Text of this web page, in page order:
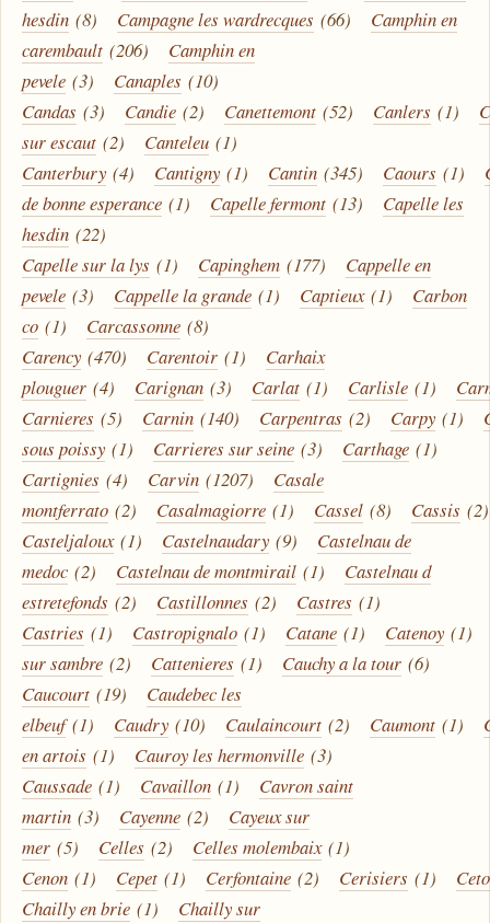
hesdin (8) Campagne les wardrecques (66)
Camphin en
carembault (206)
Camphin en
pevele (3) Canaples (10)
Candas (3) Candie (2) Canettemont (52) Canlers (1)
sur escaut (2) Canteleu (1)
Canterbury (4) Cantigny (1) Cantin (345) Caours (1)
de bonne esperance (1) Capelle fermont (13)
Capelle les
hesdin (22)
Capelle sur la lys (1) Capinghem (177)
Cappelle en
pevele (3) Cappelle la grande (1) Captieux (1)
Carbon
co (1) Carcassonne (8)
Carency (470) Carentoir (1)
Carhaix
plouguer (4) Carignan (3) Carlat (1) Carlisle (1)
Carnieres (5) Carnin (140) Carpentras (2) Carpy (1)
sous poissy (1) Carrieres sur seine (3) Carthage (1)
Cartignies (4) Carvin (1207)
Casale
montferrato (2) Casalmagiorre (1) Cassel (8) Cassis (2)
Casteljaloux (1) Castelnaudary (9)
Castelnau de
medoc (2) Castelnau de montmirail (1)
Castelnau d
estretefonds (2) Castillonnes (2) Castres (1)
Castries (1) Castropignalo (1) Catane (1) Catenoy (1)
sur sambre (2) Cattenieres (1) Cauchy a la tour (6)
Caucourt (19)
Caudebec les
elbeuf (1) Caudry (10) Caulaincourt (2) Caumont (1)
en artois (1) Cauroy les hermonville (3)
Caussade (1) Cavaillon (1)
Cavron saint
martin (3) Cayenne (2)
Cayeux sur
mer (5) Celles (2) Celles molembaix (1)
Cenon (1) Cepet (1) Cerfontaine (2) Cerisiers (1)
Chailly en brie (1)
Chailly sur